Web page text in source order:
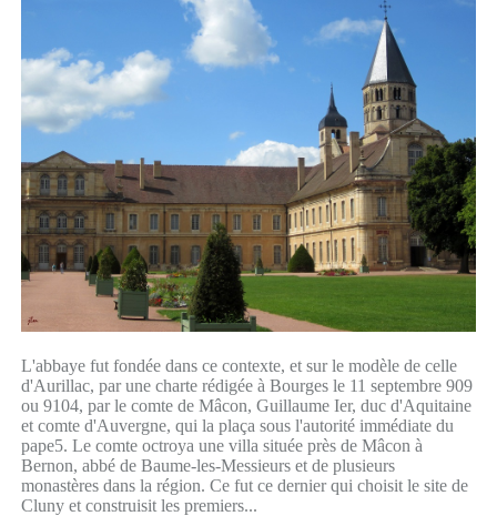
L'abbaye fut fondée dans ce contexte, et sur le modèle de celle
d'Aurillac, par une charte rédigée à Bourges le 11 septembre 909
ou 9104, par le comte de Mâcon, Guillaume Ier, duc d'Aquitaine
et comte d'Auvergne, qui la plaça sous l'autorité immédiate du
pape5. Le comte octroya une villa située près de Mâcon à
Bernon, abbé de Baume-les-Messieurs et de plusieurs
monastères dans la région. Ce fut ce dernier qui choisit le site de
Cluny et construisit les premiers...